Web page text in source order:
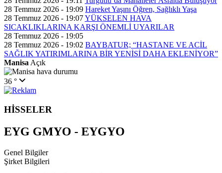
28 Temmuz 2026 - 19:09 Hareket Yaşını Öğren, Sağlıklı Yaşa
28 Temmuz 2026 - 19:07YÜKSELEN HAVA
SICAKLIKLARINA KARŞI ÖNEMLİ UYARILAR
28 Temmuz 2026 - 19:05
28 Temmuz 2026 - 19:02 BAYBATUR; “HASTANE VE ACİL
SAĞLIK YATIRIMLARINA BİR YENİSİ DAHA EKLENİYOR”
Manisa Açık
36 °
HİSSELER
EYG GMYO - EYGYO
Genel Bilgiler
Şirket Bilgileri